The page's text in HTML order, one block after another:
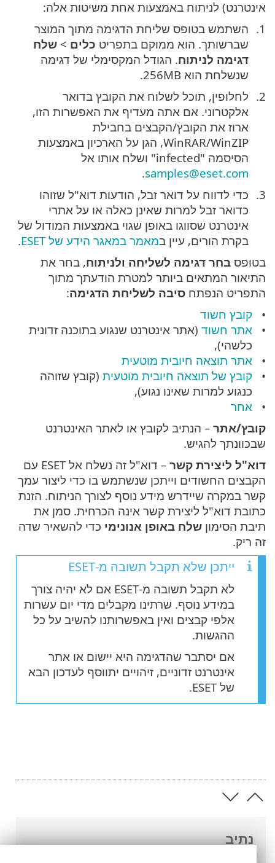
נתיב
אינטרנט) לניתוח באמצעות אחת משיטות אלה:
השתמש בטופס שליחת הדגימה מתוך המוצר
שברשותך. הוא ממוקם בתפריט כלים > שלח
דגימה לניתוח. הגודל המקסימלי של דגימה
שנשלחת הוא 256MB.
לחלופין, תוכל לשלוח את הקובץ בדואר
אלקטרוני. אם אתה מעדיף את האפשרות הזו,
ארוז את הקובץ/הקבצים בחבילת
WinRAR/WinZIP, הגן על הארכיון באמצעות
הסיסמה "infected" ושלח אותו אל
samples@eset.com
.
כדי לדווח על דואר זבל, הודעות דוא"ל שזוהו
כדואר זבל למרות שאינן כאלה או על אתרי
אינטרנט שסווגו באופן שגוי באמצעות המודול של
בקרת הורים, עיין במאמר במאגר הידע של ESET
.
בטופס בחר דגימה לשליחה ולניתוח, בחר את
התיאור המתאים ביותר למטרת הודעתך מתוך
התפריט הנפתח סיבה לשליחת הדגימה:
קובץ חשוד
אתר חשוד (אתר אינטרנט שנגוע בתוכנה זדונית
כלשהי),
אתר תוצאה חיובית מוטעית
קובץ של תוצאה חיובית מוטעית (קובץ שזוהה
כנגוע למרות שאינו נגוע),
אחר
קובץ/אתר – הנתיב לקובץ או לאתר האינטרנט
שבכוונתך להגיש.
דוא"ל ליצירת קשר
– דוא"ל זה נשלח אל ESET עם
הקבצים החשודים וייתכן שנשתמש בו כדי ליצור עמך
קשר במקרה שיידרש מידע נוסף לצורך הניתוח. הזנת
כתובת דוא"ל ליצירת קשר אינה הכרחית. סמן את
תיבת הסימון שלח באופן אנונימי כדי להשאיר שדה
זה ריק.
ייתכן שלא תקבל תשובה מ-ESET
לא תקבל תשובה מ-ESET אם לא יהיה צורך
במידע נוסף. שרתינו מקבלים מדי יום עשרות
אלפי קבצים ואין באפשרותנו להשיב על כל
ההגשות.
אם יסתבר שהדגימה היא יישום או אתר
אינטרנט זדוניים, זיהויים יתווסף לעדכון הבא
של ESET.